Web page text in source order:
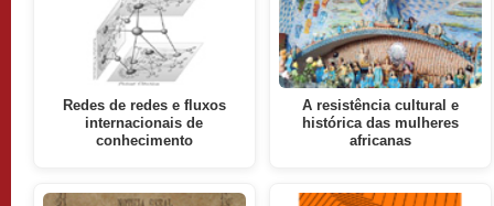
Redes de redes e fluxos
internacionais de
conhecimento
A resistência cultural e
histórica das mulheres
africanas